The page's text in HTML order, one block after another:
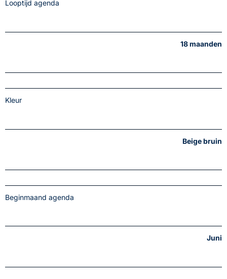
Looptijd agenda
18 maanden
Kleur
Beige bruin
Beginmaand agenda
Juni